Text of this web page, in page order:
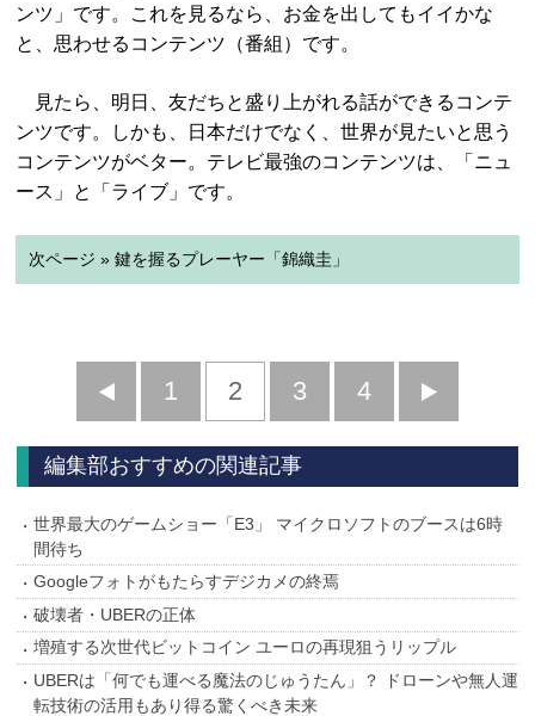
ンツ」です。これを見るなら、お金を出してもイイかな
と、思わせるコンテンツ（番組）です。
見たら、明日、友だちと盛り上がれる話ができるコンテ
ンツです。しかも、日本だけでなく、世界が見たいと思う
コンテンツがベター。テレビ最強のコンテンツは、「ニュ
ース」と「ライブ」です。
次ページ » 鍵を握るプレーヤー「錦織圭」
前
へ
1 2 3 4
へ
編集部おすすめの関連記事
世界最大のゲームショー「E3」 マイクロソフトのブースは6時
間待ち
Googleフォトがもたらすデジカメの終焉
破壊者・UBERの正体
増殖する次世代ビットコイン ユーロの再現狙うリップル
UBERは「何でも運べる魔法のじゅうたん」？ ドローンや無人運
転技術の活用もあり得る驚くべき未来